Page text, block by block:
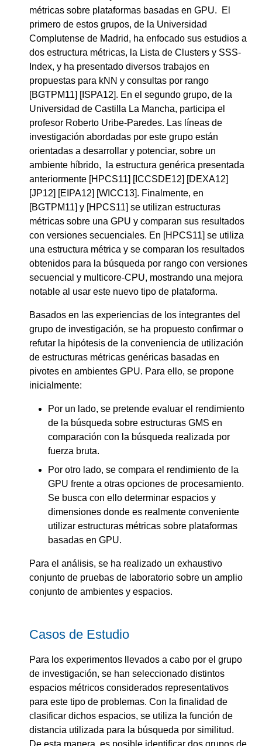
métricas sobre plataformas basadas en GPU. El
primero de estos grupos, de la Universidad
Complutense de Madrid, ha enfocado sus estudios a
dos estructura métricas, la Lista de Clusters y SSS-
Index, y ha presentado diversos trabajos en
propuestas para kNN y consultas por rango
[BGTPM11] [ISPA12]. En el segundo grupo, de la
Universidad de Castilla La Mancha, participa el
profesor Roberto Uribe-Paredes. Las líneas de
investigación abordadas por este grupo están
orientadas a desarrollar y potenciar, sobre un
ambiente híbrido, la estructura genérica presentada
anteriormente [HPCS11] [ICCSDE12] [DEXA12]
[JP12] [EIPA12] [WICC13]. Finalmente, en
[BGTPM11] y [HPCS11] se utilizan estructuras
métricas sobre una GPU y comparan sus resultados
con versiones secuenciales. En [HPCS11] se utiliza
una estructura métrica y se comparan los resultados
obtenidos para la búsqueda por rango con versiones
secuencial y multicore-CPU, mostrando una mejora
notable al usar este nuevo tipo de plataforma.
Basados en las experiencias de los integrantes del
grupo de investigación, se ha propuesto confirmar o
refutar la hipótesis de la conveniencia de utilización
de estructuras métricas genéricas basadas en
pivotes en ambientes GPU. Para ello, se propone
inicialmente:
Por un lado, se pretende evaluar el rendimiento
de la búsqueda sobre estructuras GMS en
comparación con la búsqueda realizada por
fuerza bruta.
Por otro lado, se compara el rendimiento de la
GPU frente a otras opciones de procesamiento.
Se busca con ello determinar espacios y
dimensiones donde es realmente conveniente
utilizar estructuras métricas sobre plataformas
basadas en GPU.
Para el análisis, se ha realizado un exhaustivo
conjunto de pruebas de laboratorio sobre un amplio
conjunto de ambientes y espacios.
Casos de Estudio
Para los experimentos llevados a cabo por el grupo
de investigación, se han seleccionado distintos
espacios métricos considerados representativos
para este tipo de problemas. Con la finalidad de
clasificar dichos espacios, se utiliza la función de
distancia utilizada para la búsqueda por similitud.